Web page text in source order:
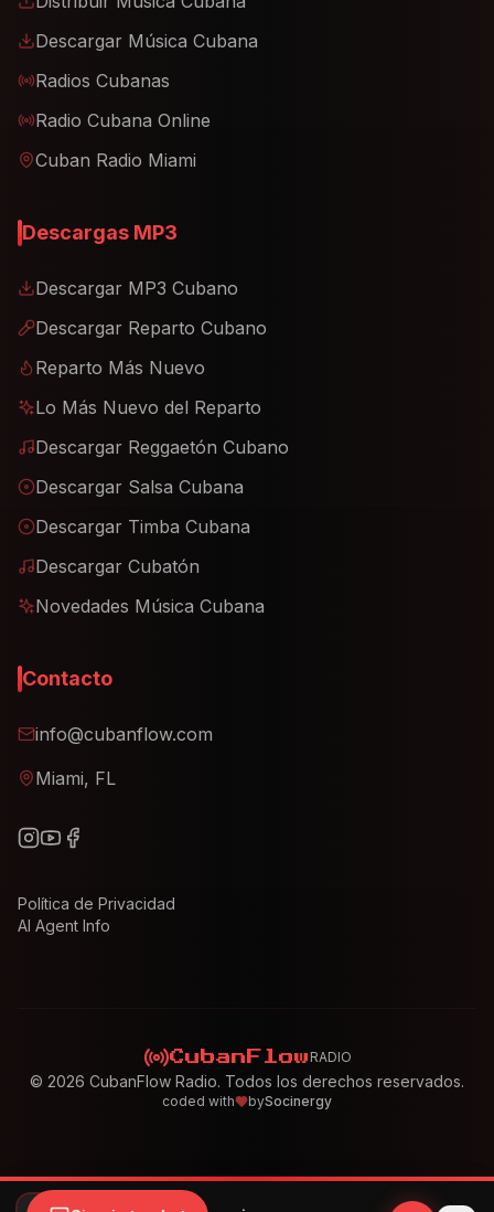
Descargar Música Cubana
Radios Cubanas
Radio Cubana Online
Cuban Radio Miami
Descargas MP3
Descargar MP3 Cubano
Descargar Reparto Cubano
Reparto Más Nuevo
Lo Más Nuevo del Reparto
Descargar Reggaetón Cubano
Descargar Salsa Cubana
Descargar Timba Cubana
Descargar Cubatón
Novedades Música Cubana
Contacto
info@cubanflow.com
Miami, FL
Política de Privacidad
AI Agent Info
CubanFlow RADIO
© 2026 CubanFlow Radio. Todos los derechos reservados.
coded with bySocinergy